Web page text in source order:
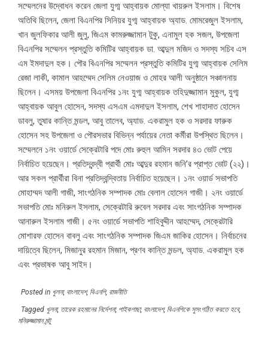
সম্মেলনের উদ্বোধন করেন জেলা যুগ্ম আহ্বায়ক মোল্যা খায়রুল ইসলাম। বিশেষ
অতিথি ছিলেন, জেলা বিএনপির সিনিয়র যুগ্ম আহ্বায়ক অ্যাড. মোমরেজুল ইসলাম,
খান জুলফিকার আলী জুলু, জিএম কামরুজ্জামান টুকু, এনামুল হক সজল, উপজেলা
বিএনপির সম্মেলন প্রস্তুতি কমিটির আহ্বায়ক ডা. আব্দুল মজিদ ও সদস্য সচিব এস
এম ইমদাদুল হক। পৌর বিএনপির সম্মেলন প্রস্তুতি কমিটির যুগ্ম আহ্বায়ক সেলিম
রেজা লাকী, কামাল আহম্মেদ সেলিম নেওয়াজ ও মোহর আলী অনুষ্ঠানে সঞ্চালনায়
ছিলেন। এসময় উপজেলা বিএনপির ১নং যুগ্ম আহ্বায়ক তহিদুজ্জামান মুকুল, যুগ্ম
আহ্বায়ক আবুল হোসেন, সদস্য এসএম এমদাদুল ইসলাম, শেখ শাহাদাত হোসেন
ডাবলু, তুষার কান্তি মন্ডল, আবু তালেব, অ্যাড. একরামুল হক ও সরদার ফারুক
হোসেন সহ উপজেলা ও পৌরসভার বিভিন্ন পর্যায়ের নেতা কর্মীরা উপস্থিত ছিলেন।
সম্মেলনে ১নং ওয়ার্ডে সেক্রেটারি পদে মোঃ রুহুল আমিন সরদার ৪৩ ভোট পেয়ে
নির্বাচিত হয়েছেন। প্রতিদ্বন্দ্বী প্রার্থী মোঃ আব্দুর রহমান জনি’র প্রাপ্ত ভোট (২২)।
আর সকল প্রার্থীরা বিনা প্রতিদ্বন্দ্বিতায় নির্বাচিত হয়েছেন। ১নং ওয়ার্ড সভাপতি
মোহাম্মদ আলী গাজী, সাংগঠনিক সম্পাদক মোঃ বেলাল হোসেন গাজী। ২নং ওয়ার্ডে
সভাপতি মোঃ মনিরুল ইসলাম, সেক্রেটারি রুবেল সরদার এবং সাংগঠনিক সম্পাদক
আনারুল ইসলাম গাজী। ৫নং ওয়ার্ডে সভাপতি শাহিবুদ্দীন আহম্মেদ, সেক্রেটারি
মোশারফ হোসেন বাবলু এবং সাংগঠনিক সম্পাদক জিএম জাকির হোসেন। নির্বাচনের
দায়িত্বে ছিলেন, মিজানুর রহমান মিজান, প্রণব কান্তি মন্ডল, অ্যাড. একরামুল হক
এবং প্রভাষক আবু সাইদ।
Posted in খুলনা, বাংলাদেশ, বিএনপি, রাজনীতি
Tagged খুলনা, তারেক রহমানের নির্দেশনা, পাইকগাছা, বাংলাদেশ, বিএনপিকে সুসংগঠিত করতে হবে,
মনিরুজ্জামান মন্টু